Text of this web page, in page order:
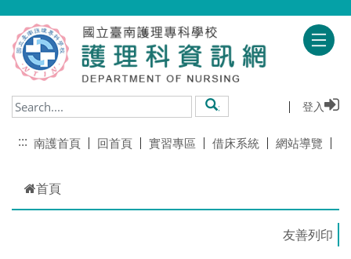
搜尋 登入
::: 南護首頁 回首頁 實習專區 借床系統 網站導覽
首頁